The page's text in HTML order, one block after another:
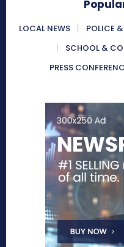
LOCAL NEWS POLICE
SCHOOL &
PRESS